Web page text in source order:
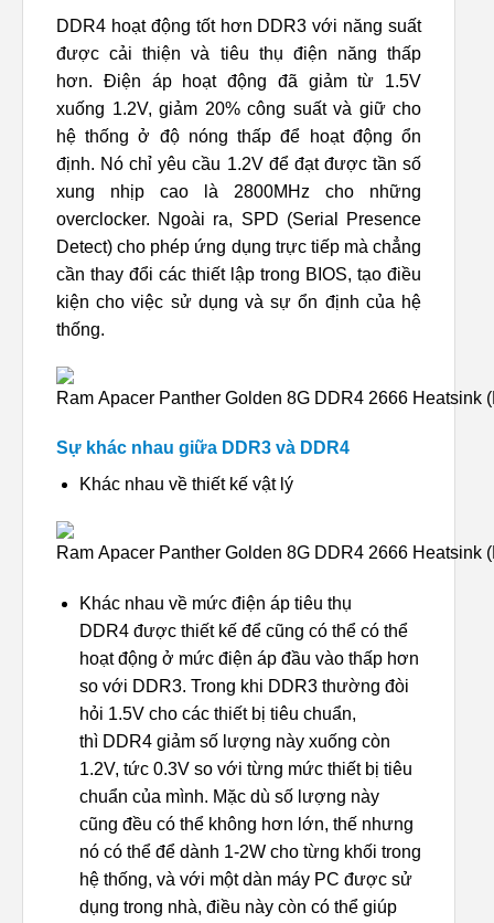
DDR4 hoạt động tốt hơn DDR3 với năng suất
được cải thiện và tiêu thụ điện năng thấp
hơn. Điện áp hoạt động đã giảm từ 1.5V
xuống 1.2V, giảm 20% công suất và giữ cho
hệ thống ở độ nóng thấp để hoạt động ổn
định. Nó chỉ yêu cầu 1.2V để đạt được tần số
xung nhịp cao là 2800MHz cho những
overclocker. Ngoài ra, SPD (Serial Presence
Detect) cho phép ứng dụng trực tiếp mà chẳng
cần thay đổi các thiết lập trong BIOS, tạo điều
kiện cho việc sử dụng và sự ổn định của hệ
thống.
Sự khác nhau giữa DDR3 và DDR4
Khác nhau về thiết kế vật lý
Khác nhau về mức điện áp tiêu thụ
DDR4 được thiết kế để cũng có thể có thể
hoạt động ở mức điện áp đầu vào thấp hơn
so với DDR3. Trong khi DDR3 thường đòi
hỏi 1.5V cho các thiết bị tiêu chuẩn,
thì DDR4 giảm số lượng này xuống còn
1.2V, tức 0.3V so với từng mức thiết bị tiêu
chuẩn của mình. Mặc dù số lượng này
cũng đều có thể không hơn lớn, thế nhưng
nó có thể để dành 1-2W cho từng khối trong
hệ thống, và với một dàn máy PC được sử
dụng trong nhà, điều này còn có thể giúp